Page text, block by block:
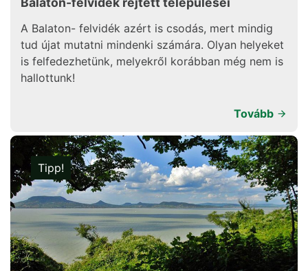
A Balaton- felvidék azért is csodás, mert mindig
tud újat mutatni mindenki számára. Olyan helyeket
is felfedezhetünk, melyekről korábban még nem is
hallottunk!
Tovább
Tipp!